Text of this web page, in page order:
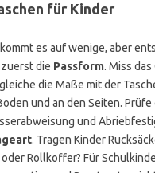
für Kinder
es auf wenige, aber
die Passform. Miss das
die Maße mit der
und an den Seiten. Prüfe
und
. Tragen Kinder
Rollkoffer? Für